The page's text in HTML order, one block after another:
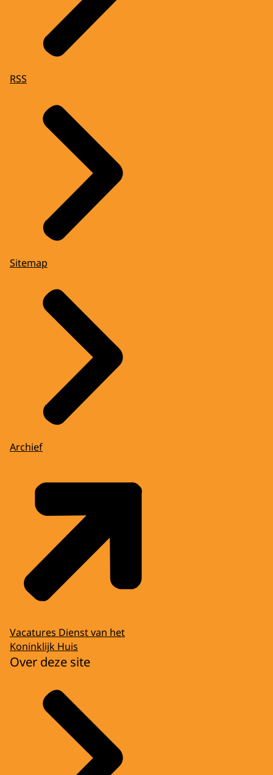
RSS
Sitemap
Archief
Vacatures Dienst van het
Koninklijk Huis
Over deze site